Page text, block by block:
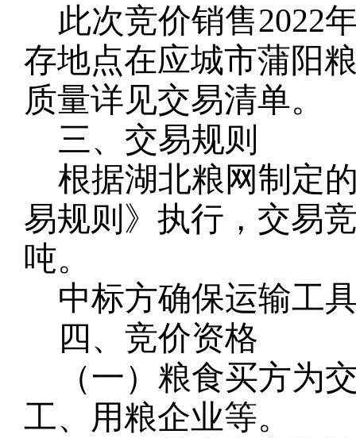
此次竞价销售2022
存地点在应城市蒲阳
质量详见交易清单。
三、交易规则
根据湖北粮网制定
易规则》执行，交易
吨。
中标方确保运输工
四、竞价资格
（一）粮食买方为
工、用粮企业等。